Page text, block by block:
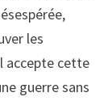
les
accepte cette
guerre sans